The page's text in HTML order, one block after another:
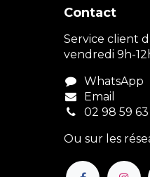
Contact
Service client
vendredi 9h-
WhatsApp
Email
02 98 59 63
Ou sur les